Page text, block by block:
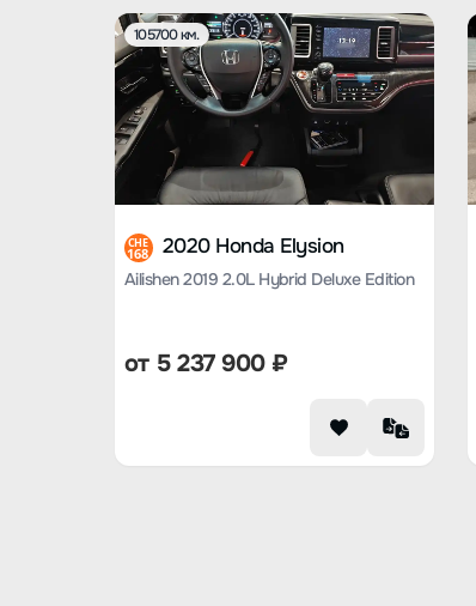
105700 км.
CHE
168 2020 Honda Elysion
Ailishen 2019 2.0L Hybrid Deluxe Edition
от 5 237 900₽